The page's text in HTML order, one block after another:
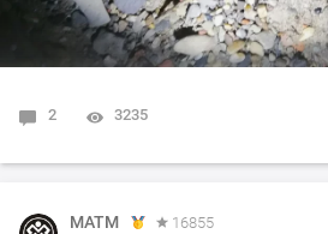
судака - подскажите как у вас
2 3235
MATM
16855